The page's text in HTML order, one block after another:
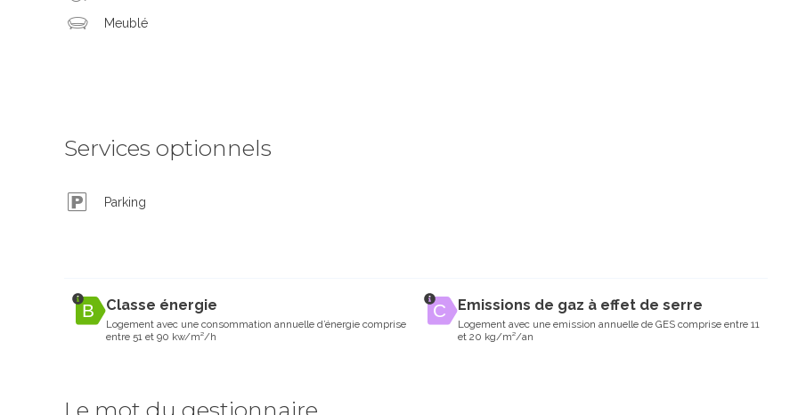
Meublé
Services optionnels
Parking
Classe énergie
Logement avec une consommation annuelle d’énergie comprise
entre 51 et 90 kw/m²/h
Emissions de gaz à effet de serre
Logement avec une emission annuelle de GES comprise entre 11
et 20 kg/m²/an
Le mot du gestionnaire